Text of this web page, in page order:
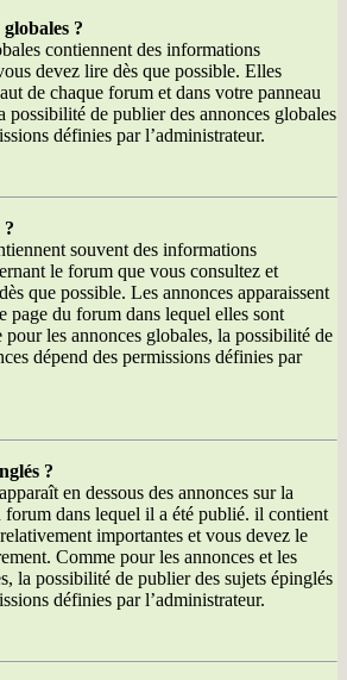
?
contiennent des informations
devez lire dès que possible. Elles
de chaque forum et dans votre panneau
possibilité de publier des annonces globales
définies par l’administrateur.
?
souvent des informations
le forum que vous consultez et
que possible. Les annonces apparaissent
page du forum dans lequel elles sont
les annonces globales, la possibilité de
dépend des permissions définies par
?
en dessous des annonces sur la
forum dans lequel il a été publié. il contient
importantes et vous devez le
Comme pour les annonces et les
la possibilité de publier des sujets épinglés
définies par l’administrateur.